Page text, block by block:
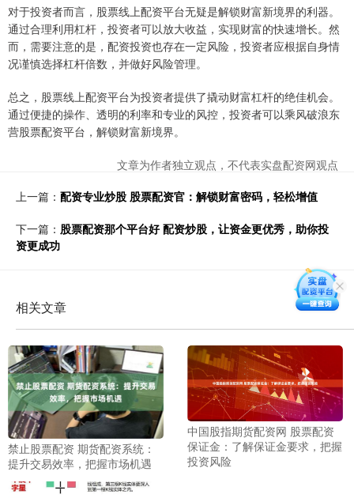
对于投资者而言，股票线上配资平台无疑是解锁财富新境界的利器。
通过合理利用杠杆，投资者可以放大收益，实现财富的快速增长。然
而，需要注意的是，配资投资也存在一定风险，投资者应根据自身情
况谨慎选择杠杆倍数，并做好风险管理。
总之，股票线上配资平台为投资者提供了撬动财富杠杆的绝佳机会。
通过便捷的操作、透明的利率和专业的风控，投资者可以乘风破浪东
营股票配资平台，解锁财富新境界。
文章为作者独立观点，不代表实盘配资网观点
上一篇： 配资专业炒股 股票配资官：解锁财富密码，轻松增值
下一篇： 股票配资那个平台好 配资炒股，让资金更优秀，助你投
资更成功
相关文章
禁止股票配资 期货配资系统：
提升交易效率，把握市场机遇
中国股指期货配资网 股票配资
保证金：了解保证金要求，把握
投资风险